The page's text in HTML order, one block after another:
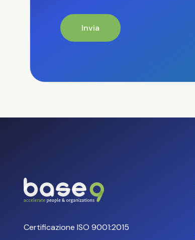
Invia
Certificazione ISO 9001:2015